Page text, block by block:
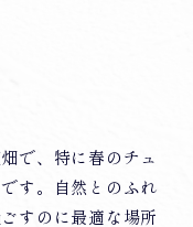
で、特に春のチュ
す。自然とのふれ
すのに最適な場所